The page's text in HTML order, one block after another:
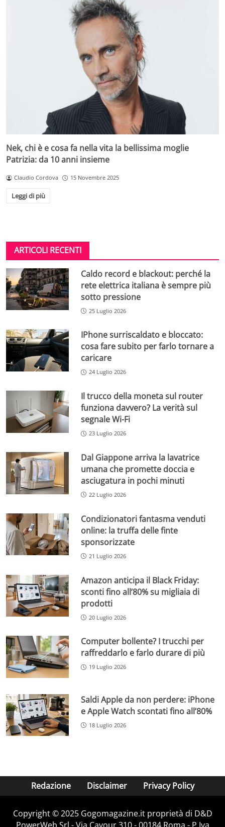
Nek, chi è e cosa fa nella vita la bellissima moglie
Patrizia: da 10 anni insieme
Claudio Cordova 15 Novembre 2025
Leggi di più
ARTICOLI RECENTI
Caldo record e blackout: perché la
rete elettrica italiana è sempre più
sotto pressione
25 Luglio 2026
IPhone surriscaldato e bloccato:
cosa fare subito per farlo tornare a
caricare
24 Luglio 2026
Il trucco della moneta sul router
funziona davvero? La verità sul
segnale Wi-Fi
23 Luglio 2026
Dal Giappone arriva la lavatrice
umana che promette doccia e
asciugatura in pochi minuti
22 Luglio 2026
Condizionatori fantasma venduti
online: la truffa delle finte
sponsorizzate
21 Luglio 2026
Amazon anticipa il Black Friday:
sconti fino all’80% su migliaia di
prodotti
20 Luglio 2026
Computer bollente? I trucchi per
raffreddarlo e farlo durare di più
19 Luglio 2026
Saldi Apple da non perdere: iPhone
e Apple Watch scontati fino all’80%
18 Luglio 2026
Redazione Disclaimer Privacy Policy
Copyright © 2025 Gogomagazine.it proprietà di D&D